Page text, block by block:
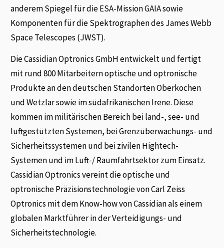
anderem Spiegel für die ESA-Mission GAIA sowie
Komponenten für die Spektrographen des James Webb
Space Telescopes (JWST).
Die Cassidian Optronics GmbH entwickelt und fertigt
mit rund 800 Mitarbeitern optische und optronische
Produkte an den deutschen Standorten Oberkochen
und Wetzlar sowie im südafrikanischen Irene. Diese
kommen im militärischen Bereich bei land-, see- und
luftgestützten Systemen, bei Grenzüberwachungs- und
Sicherheitssystemen und bei zivilen Hightech-
Systemen und im Luft-/ Raumfahrtsektor zum Einsatz.
Cassidian Optronics vereint die optische und
optronische Präzisionstechnologie von Carl Zeiss
Optronics mit dem Know-how von Cassidian als einem
globalen Marktführer in der Verteidigungs- und
Sicherheitstechnologie.